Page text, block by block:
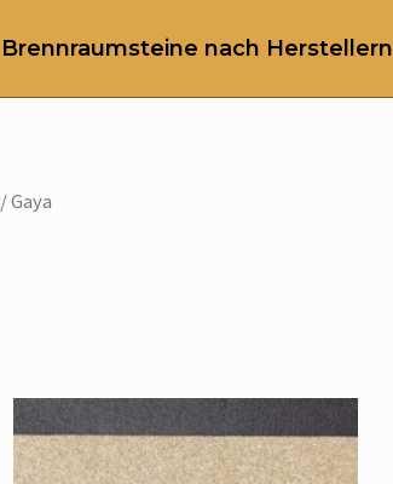
Brennraumsteine nach Herstellern
/ Gaya